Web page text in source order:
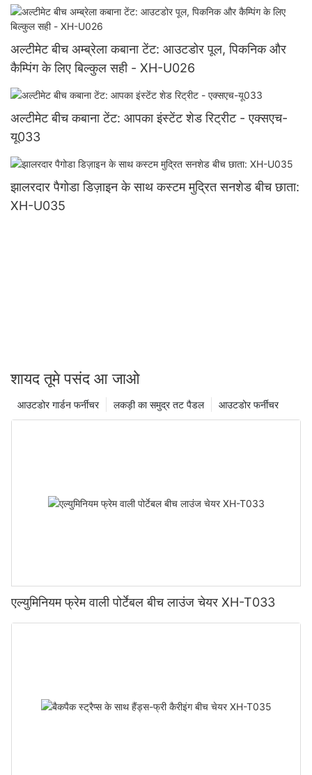
यू006
अल्टीमेट बीच अम्ब्रेला कबाना टेंट: आउटडोर पूल, पिकनिक और
कैम्पिंग के लिए बिल्कुल सही - XH-U026
अल्टीमेट बीच कबाना टेंट: आपका इंस्टेंट शेड रिट्रीट - एक्सएच-
यू033
झालरदार पैगोडा डिज़ाइन के साथ कस्टम मुद्रित सनशेड बीच छाता:
XH-U035
शायद तूमे पसंद आ जाओ
आउटडोर फर्नीचर
लकड़ी का समुद्र तट पैडल
आउटडोर गार्डन फर्नीचर
एल्युमिनियम फ्रेम वाली पोर्टेबल बीच लाउंज चेयर XH-T033